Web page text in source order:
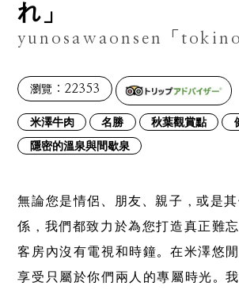
れ」
瀏覽 ：22353
米澤牛肉 名勝 秋葉觀賞點
隱密的溫泉與間歇泉
無論您是情侶、朋友、親子，或是
係，我們都致力於為您打造真正難
客房內沒有電視和時鐘。在米澤悠
享受只屬於你們兩人的專屬時光。